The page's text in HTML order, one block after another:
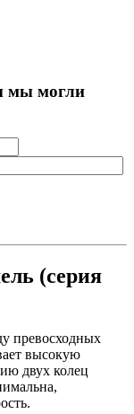
мы могли
(серия
превосходных
высокую
двух колец